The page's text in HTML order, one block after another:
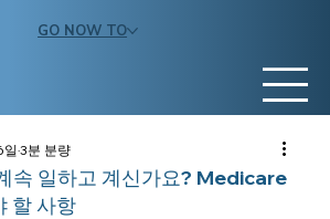
GO NOW TO
속 일하고 계신가요? Medicare
할 사항
일3분 분량